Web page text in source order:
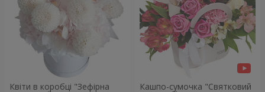
Квіти в коробці "Зефірна Кашпо-сумочка "Святковий